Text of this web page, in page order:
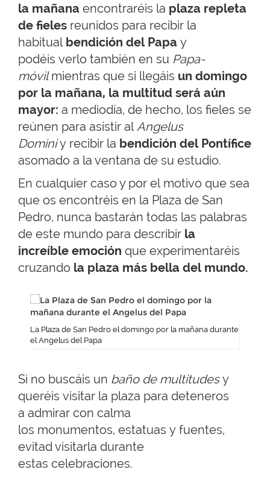
la mañana encontraréis la plaza repleta
de fieles reunidos para recibir la
habitual bendición del Papa y
podéis verlo también en su Papa-
móvilmientras que si llegáis un domingo
por la mañana, la multitud será aún
mayor: a mediodía, de hecho, los fieles se
reúnen para asistir alAngelus
Dominiy recibir la bendición del Pontífice
asomado a la ventana de su estudio.
En cualquier caso y por el motivo que sea
que os encontréis en la Plaza de San
Pedro, nunca bastarán todas las palabras
de este mundo para describir la
increíble emoción que experimentaréis
cruzando la plaza más bella del mundo.
La Plaza de San Pedro el domingo por la mañana durante
el Angelus del Papa
Si no buscáis un baño de multitudesy
queréis visitar la plaza para deteneros
a admirar con calma
los monumentos, estatuas y fuentes,
evitad visitarla durante
estas celebraciones.